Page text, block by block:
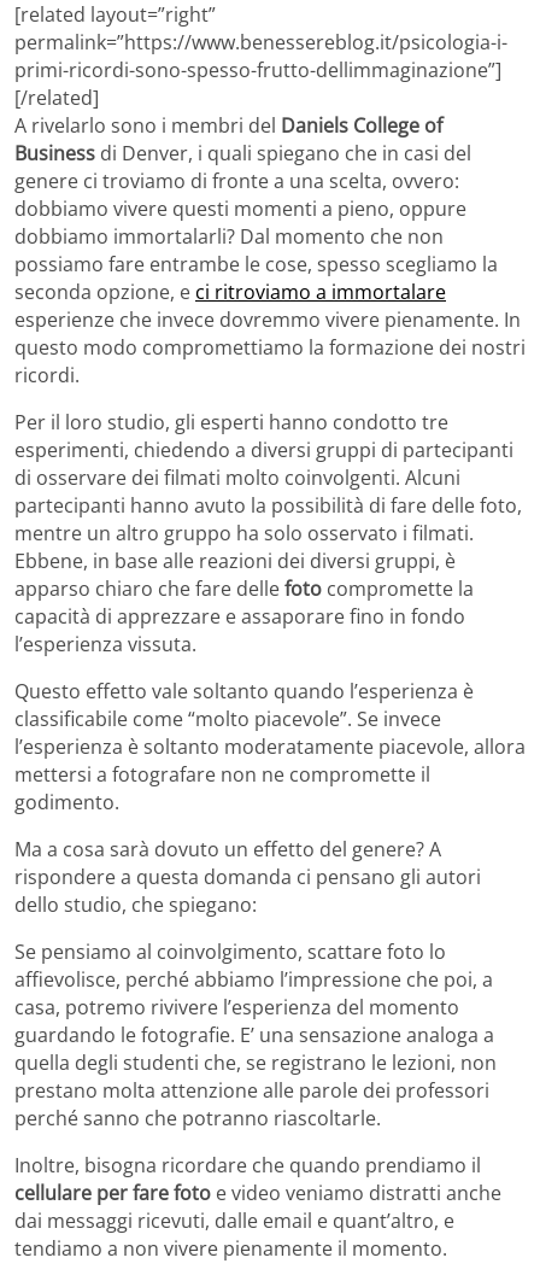
[related layout=”right”
permalink=”https://www.benessereblog.it/psicologia-i-
primi-ricordi-sono-spesso-frutto-dellimmaginazione”]
[/related]
A rivelarlo sono i membri del Daniels College of
Business di Denver, i quali spiegano che in casi del
genere ci troviamo di fronte a una scelta, ovvero:
dobbiamo vivere questi momenti a pieno, oppure
dobbiamo immortalarli? Dal momento che non
possiamo fare entrambe le cose, spesso scegliamo la
seconda opzione, e ci ritroviamo a immortalare
esperienze che invece dovremmo vivere pienamente. In
questo modo compromettiamo la formazione dei nostri
ricordi.
Per il loro studio, gli esperti hanno condotto tre
esperimenti, chiedendo a diversi gruppi di partecipanti
di osservare dei filmati molto coinvolgenti. Alcuni
partecipanti hanno avuto la possibilità di fare delle foto,
mentre un altro gruppo ha solo osservato i filmati.
Ebbene, in base alle reazioni dei diversi gruppi, è
apparso chiaro che fare dellefoto compromette la
capacità di apprezzare e assaporare fino in fondo
l’esperienza vissuta.
Questo effetto vale soltanto quando l’esperienza è
classificabile come “molto piacevole”. Se invece
l’esperienza è soltanto moderatamente piacevole, allora
mettersi a fotografare non ne compromette il
godimento.
Ma a cosa sarà dovuto un effetto del genere? A
rispondere a questa domanda ci pensano gli autori
dello studio, che spiegano:
Se pensiamo al coinvolgimento, scattare foto lo
affievolisce, perché abbiamo l’impressione che poi, a
casa, potremo rivivere l’esperienza del momento
guardando le fotografie. E’ una sensazione analoga a
quella degli studenti che, se registrano le lezioni, non
prestano molta attenzione alle parole dei professori
perché sanno che potranno riascoltarle.
Inoltre, bisogna ricordare che quando prendiamo il
cellulare per fare foto e video veniamo distratti anche
dai messaggi ricevuti, dalle email e quant’altro, e
tendiamo a non vivere pienamente il momento.